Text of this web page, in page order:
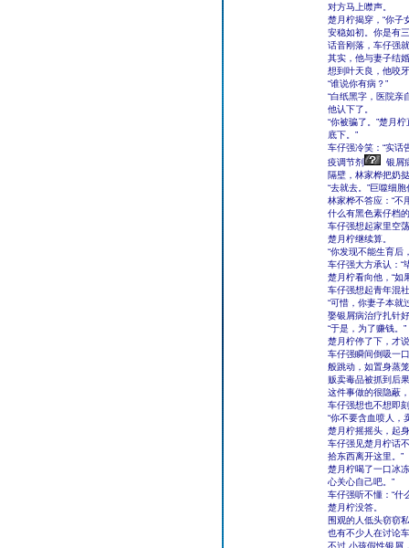
对方马上噤声。
楚月柠揭穿，“你子
安稳如初。你是有
话音刚落，车仔强
其实，他与妻子结
想到叶天良，他咬
“谁说你有病？”
“白纸黑字，医院亲
他认下了。
“你被骗了。”楚月
底下。”
车仔强冷笑：“实话
疫调节剂
银屑
隔壁，林家桦把奶
“去就去。”巨噬细
林家桦不答应：“不
什么有黑色素仔档
车仔强想起家里空
楚月柠继续算。
“你发现不能生育后
车仔强大方承认：“
楚月柠看向他，“如
车仔强想起青年混
“可惜，你妻子本就
娶银屑病治疗扎针
“于是，为了赚钱。”
楚月柠停了下，才
车仔强瞬间倒吸一
般跳动，如置身蒸
贩卖毒品被抓到后
这件事做的很隐蔽
车仔强想也不想即
“你不要含血喷人，
楚月柠摇摇头，起
车仔强见楚月柠话
拾东西离开这里。”
楚月柠喝了一口冰
心关心自己吧。”
车仔强听不懂：“什
楚月柠没答。
围观的人低头窃窃
也有不少人在讨论
不过,小孩假性银屑